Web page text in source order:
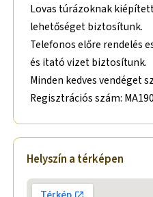
Lovas túrázoknak
lehetőséget biztosítunk.
Telefonos előre rendelés
és itató vizet biztosítunk.
Minden kedves vendéget
Regisztrációs szám:
Helyszín a térképen